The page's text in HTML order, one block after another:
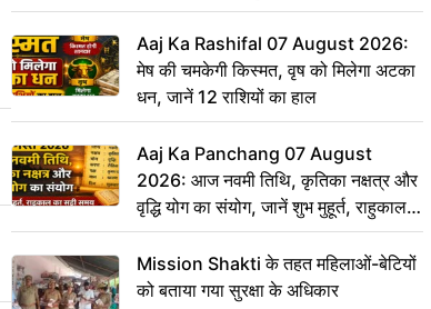
CCTV में कैद
Aaj Ka Rashifal 07 August 2026:
मेष की चमकेगी किस्मत, वृष को मिलेगा अटका
धन, जानें 12 राशियों का हाल
Aaj Ka Panchang 07 August
2026: आज नवमी तिथि, कृतिका नक्षत्र और
वृद्धि योग का संयोग, जानें शुभ मुहूर्त, राहुकाल
का सही समय
Mission Shakti के तहत महिलाओं-बेटियों
को बताया गया सुरक्षा के अधिकार